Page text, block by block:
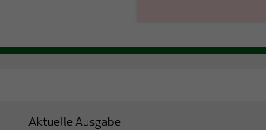
Aktuelle Ausgabe